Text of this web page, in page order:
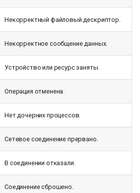
Некорректный файловый дескриптор.
Некорректное сообщение данных.
Устройство или ресурс заняты.
Операция отменена.
Нет дочерних процессов.
Сетевое соединение прервано.
В соединении отказали.
Соединение сброшено.